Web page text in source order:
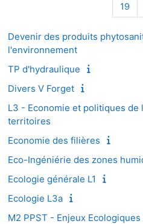
19
Devenir des produits
l'environnement
TP d'hydraulique
Divers V Forget
L3 - Economie et politiques de
territoires
Economie des filières
Eco-Ingéniérie des zones
Ecologie générale L1
Ecologie L3a
M2 PPST - Enjeux